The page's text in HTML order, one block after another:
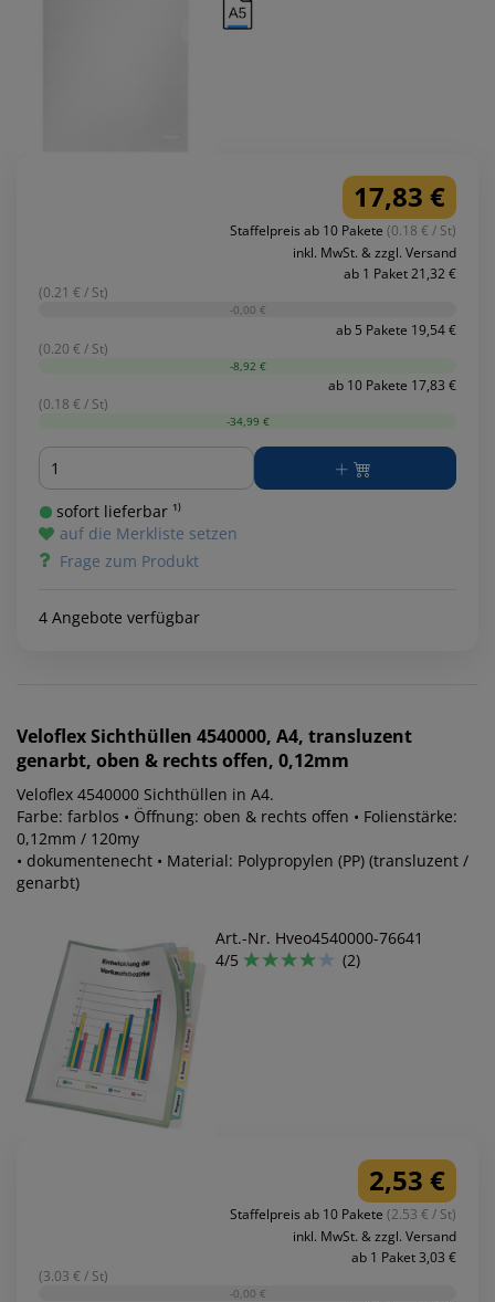
17,83 €
Staffelpreis ab 10 Pakete (0.18 € / St)
inkl. MwSt. & zzgl. Versand
ab 1 Paket 21,32 €
(0.21 € / St)
-0,00 €
ab 5 Pakete 19,54 €
(0.20 € / St)
-8,92 €
ab 10 Pakete 17,83 €
(0.18 € / St)
-34,99 €
Menge
sofort lieferbar ¹⁾
auf die Merkliste setzen
Frage zum Produkt
4 Angebote verfügbar
VeloflexSichthüllen 4540000, A4, transluzent
genarbt, oben & rechts offen, 0,12mm
Veloflex 4540000 Sichthüllen in A4.
Farbe: farblos • Öffnung: oben & rechts offen • Folienstärke:
0,12mm / 120my
• dokumentenecht • Material: Polypropylen (PP) (transluzent /
genarbt)
Art.-Nr. Hveo4540000-76641
4/5
(2)
2,53 €
Staffelpreis ab 10 Pakete (2.53 € / St)
inkl. MwSt. & zzgl. Versand
ab 1 Paket 3,03 €
(3.03 € / St)
-0,00 €